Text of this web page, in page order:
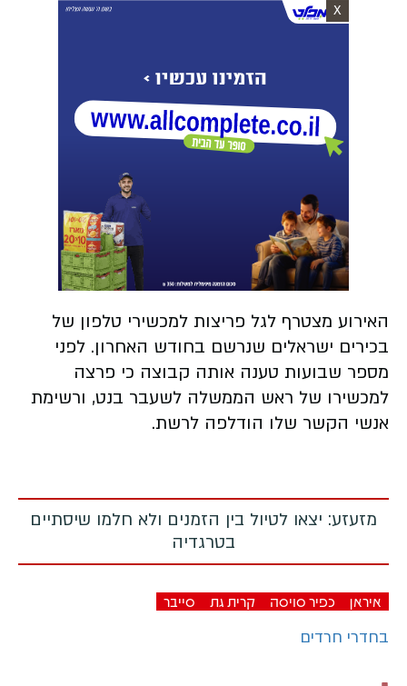
X
האירוע מצטרף לגל פריצות למכשירי טלפון של
בכירים ישראלים שנרשם בחודש האחרון. לפני
מספר שבועות טענה אותה קבוצה כי פרצה
למכשירו של ראש הממשלה לשעבר בנט, ורשימת
אנשי הקשר שלו הודלפה לרשת.
מזעזע: יצאו לטיול בין הזמנים ולא חלמו שיסתיים
בטרגדיה
איראן כפיר סויסה קרית גת סייבר
בחדרי חרדים